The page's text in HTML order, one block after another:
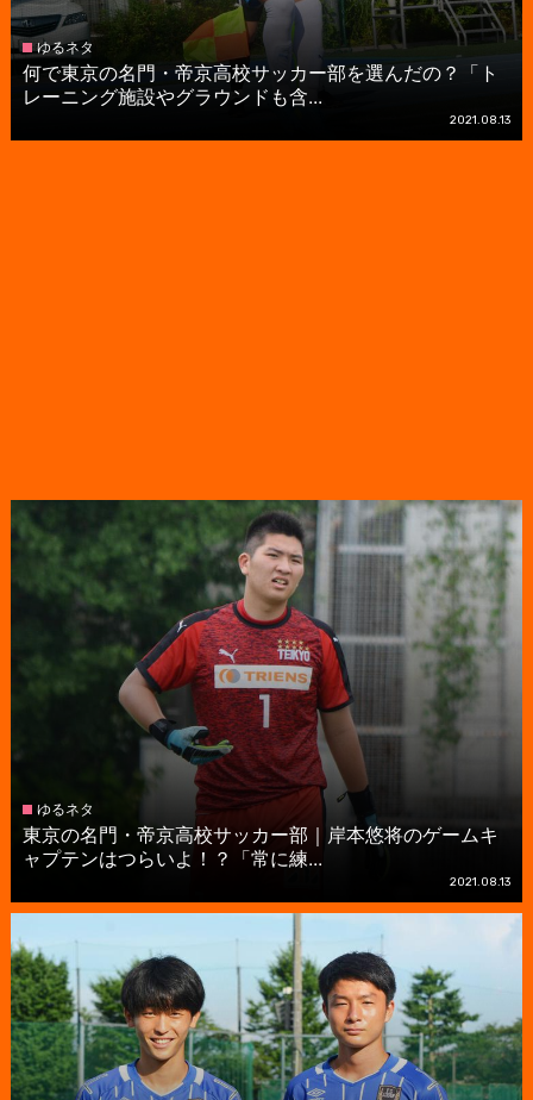
ゆるネタ
何で東京の名門・帝京高校サッカー部を選んだの？「ト
レーニング施設やグラウンドも含...
2021.08.13
ゆるネタ
東京の名門・帝京高校サッカー部｜岸本悠将のゲームキ
ャプテンはつらいよ！？「常に練...
2021.08.13